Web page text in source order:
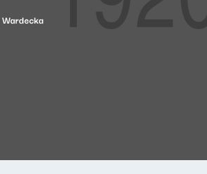
Wardecka